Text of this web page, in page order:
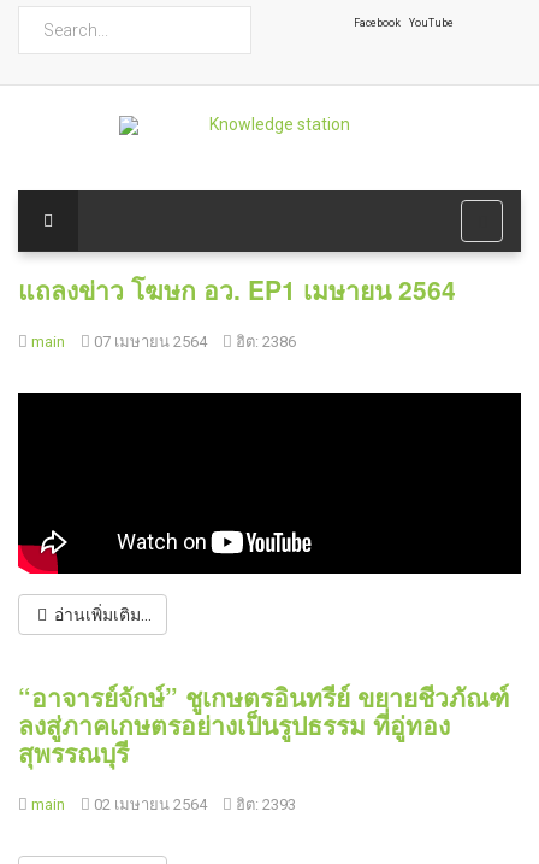
Facebook YouTube
แถลงข่าว โฆษก อว. EP1 เมษายน 2564
main 07 เมษายน 2564 ฮิต: 2386
อ่านเพิ่มเติม...
“อาจารย์จักษ์” ชูเกษตรอินทรีย์ ขยายชีวภัณฑ์
ลงสู่ภาคเกษตรอย่างเป็นรูปธรรม ที่อู่ทอง
สุพรรณบุรี
main 02 เมษายน 2564 ฮิต: 2393